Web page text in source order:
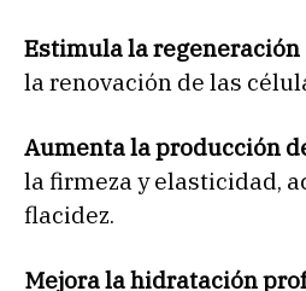
Estimula la
la renovación de las
Aumenta la producción
la firmeza y elasticidad,
flacidez.
Mejora la hidratación